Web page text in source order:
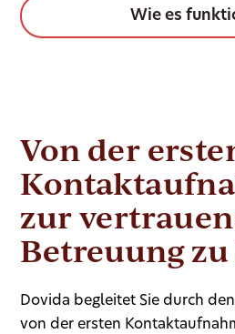
Wie es
Von der
zur
Betreuung zu
Dovida begleitet Sie durch
von der ersten